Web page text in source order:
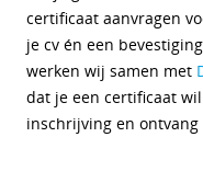
certificaat aanvragen
je cv én een
werken wij samen met
dat je een certificaat
inschrijving en ontvang